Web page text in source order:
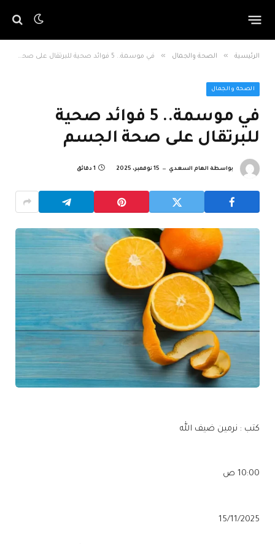
الرئيسية » الصحة والجمال » في موسمة.. 5 فوائد صحية للبرتقال على صحة الجسم
الصحة والجمال
في موسمة.. 5 فوائد صحية
للبرتقال على صحة الجسم
بواسطة الهام السعدي 15 نوفمبر، 2025 1 دقائق
كتب : نرمين ضيف الله
10:00 ص
15/11/2025